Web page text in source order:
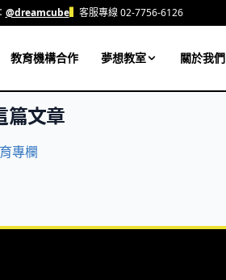
@dreamcube▍ 客服專線 02-7756-6126
教育機構合作 夢想教室 關於我們
篇文章
專欄